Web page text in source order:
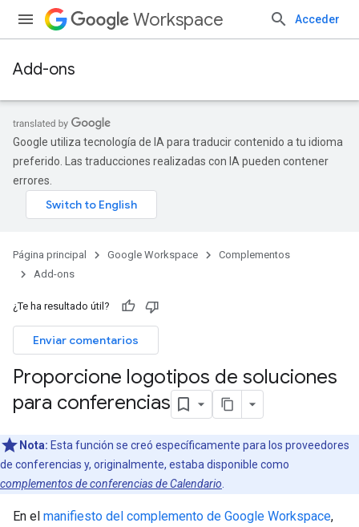
Workspace Acceder
Add-ons
Google utiliza tecnología de IA para traducir contenido a tu idioma
preferido. Las traducciones realizadas con IA pueden contener
errores.
Página principal Google Workspace
Complementos
Add-ons
¿Te ha resultado útil?
Enviar comentarios
Proporcione logotipos de soluciones
para conferencias
Nota: Esta función se creó específicamente para los proveedores
de conferencias y, originalmente, estaba disponible como
complementos de conferencias de Calendario
En el manifiesto del complemento de Google Workspace,